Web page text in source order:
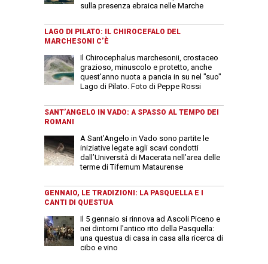
sulla presenza ebraica nelle Marche
LAGO DI PILATO: IL CHIROCEFALO DEL
MARCHESONI C’È
Il Chirocephalus marchesonii, crostaceo
grazioso, minuscolo e protetto, anche
quest'anno nuota a pancia in su nel "suo"
Lago di Pilato. Foto di Peppe Rossi
SANT’ANGELO IN VADO: A SPASSO AL TEMPO DEI
ROMANI
A Sant’Angelo in Vado sono partite le
iniziative legate agli scavi condotti
dall’Università di Macerata nell’area delle
terme di Tifernum Mataurense
GENNAIO, LE TRADIZIONI: LA PASQUELLA E I
CANTI DI QUESTUA
Il 5 gennaio si rinnova ad Ascoli Piceno e
nei dintorni l'antico rito della Pasquella:
una questua di casa in casa alla ricerca di
cibo e vino